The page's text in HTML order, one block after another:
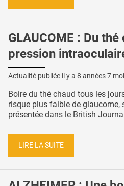
GLAUCOME : Du
pression
Actualité publiée il y a 8 années 7
Boire du thé chaud tous les
risque plus faible de glaucome,
présentée dans le British
LIRE LA SUITE